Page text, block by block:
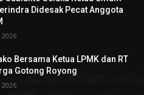
Didesak Pecat Anggota
Bersama Ketua LPMK dan RT
Gotong Royong